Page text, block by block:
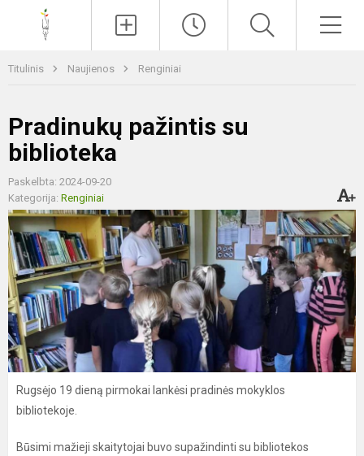
Titulinis Naujienos Renginiai
Pradinukų pažintis su
biblioteka
Paskelbta: 2024-09-20
Kategorija: Renginiai
Rugsėjo 19 dieną pirmokai lankėsi pradinės mokyklos
bibliotekoje.
Būsimi mažieji skaitytojai buvo supažindinti su bibliotekos